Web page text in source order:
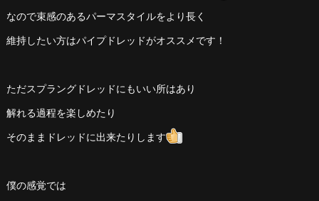
なので束感のあるパーマスタイルをより長く
維持したい方はパイプドレッドがオススメです！
ただスプラングドレッドにもいい所はあり
解れる過程を楽しめたり
そのままドレッドに出来たりします
僕の感覚では